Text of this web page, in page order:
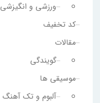
ورزشی و انگیزشی
کد تخفیف
مقالات
گویندگی
موسیقی ها
آلبوم و تک آهنگ